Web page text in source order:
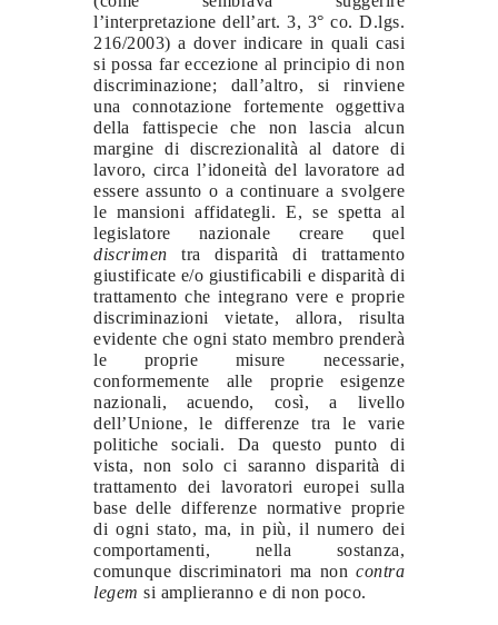
l’interpretazione dell’art. 3, 3° co. D.lgs.
216/2003) a dover indicare in quali casi
si possa far eccezione al principio di non
discriminazione; dall’altro, si rinviene
una connotazione fortemente oggettiva
della fattispecie che non lascia alcun
margine di discrezionalità al datore di
lavoro, circa l’idoneità del lavoratore ad
essere assunto o a continuare a svolgere
le mansioni affidategli. E, se spetta al
legislatore nazionale creare quel
discrimen tra disparità di trattamento
giustificate e/o giustificabili e disparità di
trattamento che integrano vere e proprie
discriminazioni vietate, allora, risulta
evidente che ogni stato membro prenderà
le proprie misure necessarie,
conformemente alle proprie esigenze
nazionali, acuendo, così, a livello
dell’Unione, le differenze tra le varie
politiche sociali. Da questo punto di
vista, non solo ci saranno disparità di
trattamento dei lavoratori europei sulla
base delle differenze normative proprie
di ogni stato, ma, in più, il numero dei
comportamenti, nella sostanza,
comunque discriminatori ma non contra
legem si amplieranno e di non poco.